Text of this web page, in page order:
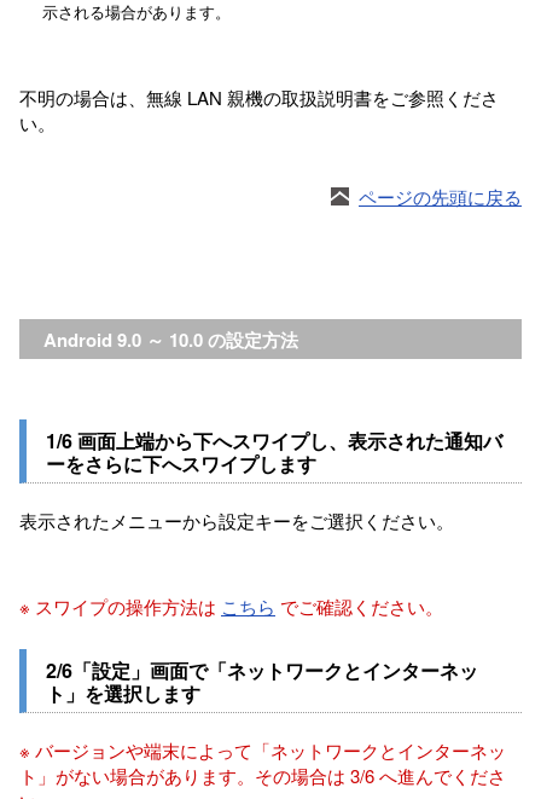
示される場合があります。
不明の場合は、無線 LAN 親機の取扱説明書をご参照くださ
い。
ページの先頭に戻る
Android 9.0 ～ 10.0 の設定方法
1/6 画面上端から下へスワイプし、表示された通知バ
ーをさらに下へスワイプします
表示されたメニューから設定キーをご選択ください。
※ スワイプの操作方法は こちら でご確認ください。
2/6「設定」画面で「ネットワークとインターネッ
ト」を選択します
※ バージョンや端末によって「ネットワークとインターネッ
ト」がない場合があります。その場合は 3/6 へ進んでくださ